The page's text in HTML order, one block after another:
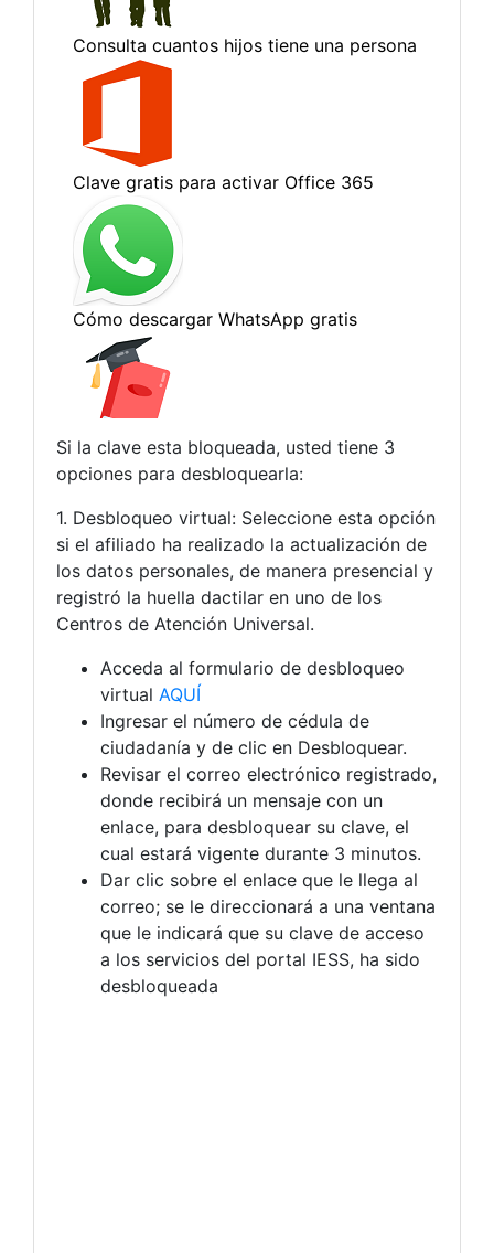
Si la clave esta bloqueada, usted tiene 3
opciones para desbloquearla:
1. Desbloqueo virtual: Seleccione esta opción
si el afiliado ha realizado la actualización de
los datos personales, de manera presencial y
registró la huella dactilar en uno de los
Centros de Atención Universal.
Acceda al formulario de desbloqueo
virtual AQUÍ
Ingresar el número de cédula de
ciudadanía y de clic en Desbloquear.
Revisar el correo electrónico registrado,
donde recibirá un mensaje con un
enlace, para desbloquear su clave, el
cual estará vigente durante 3 minutos.
Dar clic sobre el enlace que le llega al
correo; se le direccionará a una ventana
que le indicará que su clave de acceso
a los servicios del portal IESS, ha sido
desbloqueada